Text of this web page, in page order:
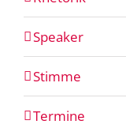
Speaker
Stimme
Termine